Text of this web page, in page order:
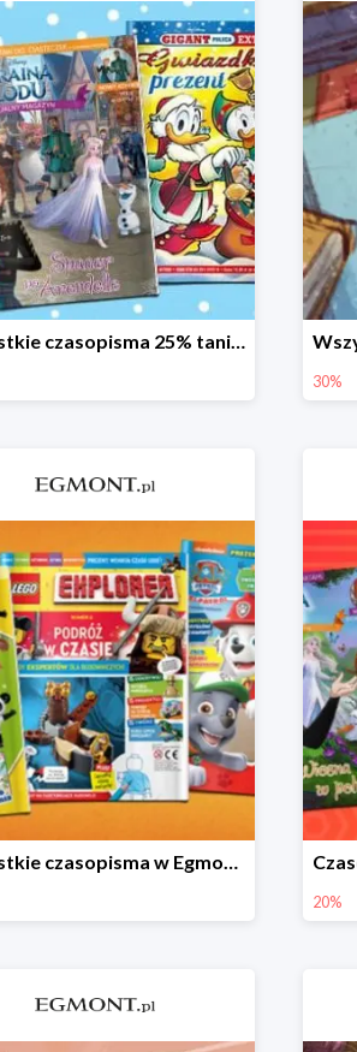
Wszystkie czasopisma 25% taniej
30%
Wszystkie czasopisma w Egmont -20%
20%